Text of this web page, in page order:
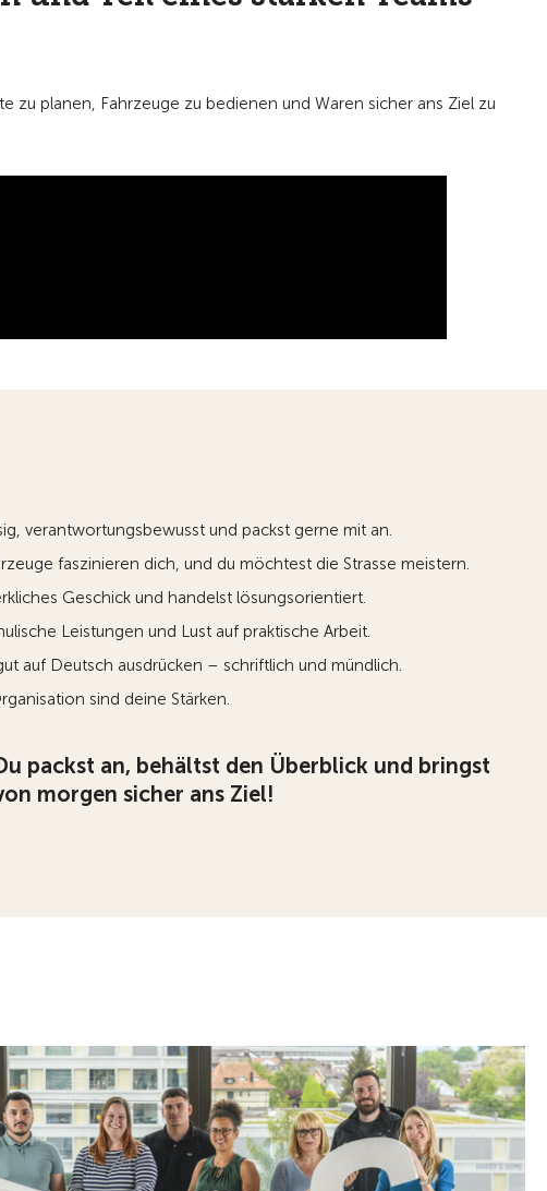
zu planen, Fahrzeuge zu bedienen und Waren sicher ans Ziel zu
verantwortungsbewusst und packst gerne mit an.
faszinieren dich, und du möchtest die Strasse meistern.
Geschick und handelst lösungsorientiert.
Leistungen und Lust auf praktische Arbeit.
auf Deutsch ausdrücken – schriftlich und mündlich.
sind deine Stärken.
packst an, behältst den Überblick und bringst
morgen sicher ans Ziel!